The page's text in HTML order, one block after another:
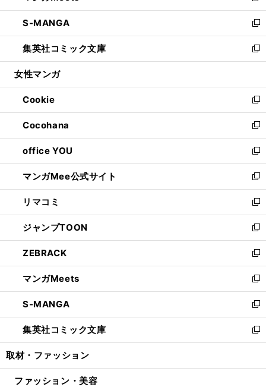
開
く
ウ
で
開
く
ン
ド
ウ
で
開
ウ
ィ
ン
ド
ウ
開
く
し
い
ウ
ィ
ン
ウ
で
開
く
S-MANGA
新
し
い
ウ
ン
ド
ウ
で
開
く
集英社コミック文庫
新
し
ウ
ィ
ン
ド
ウ
で
開
く
女性マンガ
Cookie
新
し
い
ウ
ィ
ン
ド
ウ
で
開
く
Cocohana
新
し
い
ウ
ィ
ン
ド
ウ
で
開
く
office YOU
新
し
い
ウ
ィ
ン
ド
ウ
で
開
く
マンガMee公式サイト
新
し
い
ウ
ィ
ン
ド
ウ
で
開
く
リマコミ
新
し
い
ウ
ィ
ン
ド
ウ
で
開
く
ジャンプTOON
新
し
い
ウ
ィ
ン
ド
ウ
で
開
ZEBRACK
新
し
い
ウ
ィ
ン
ド
ウ
開
マンガMeets
新
し
い
ウ
ィ
ン
ウ
S-MANGA
新
し
い
ウ
ン
集英社コミック文庫
新
し
ウ
取材・ファッション
ファッション・美容